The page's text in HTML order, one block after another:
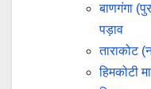
बाणगंगा
पड़ाव
ताराकोट
हिमकोटी